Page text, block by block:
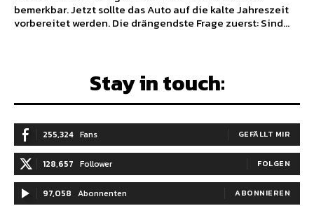
bemerkbar. Jetzt sollte das Auto auf die kalte Jahreszeit
vorbereitet werden. Die drängendste Frage zuerst: Sind...
Stay in touch:
255,324 Fans GEFÄLLT MIR
128,657 Follower FOLGEN
97,058 Abonnenten ABONNIEREN